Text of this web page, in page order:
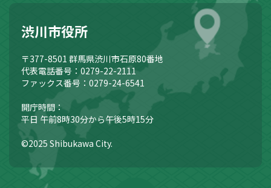
渋川市役所
〒377-8501 群馬県渋川市石原80番地
代表電話番号：0279-22-2111
ファックス番号：0279-24-6541
開庁時間：
平日 午前8時30分から午後5時15分
©2025 Shibukawa City.